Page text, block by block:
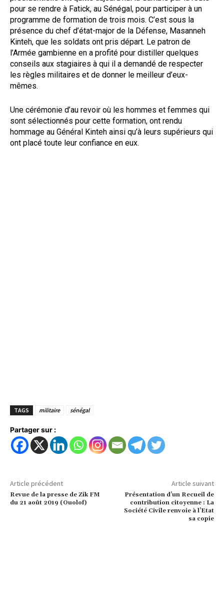
pour se rendre à Fatick, au Sénégal, pour participer à un
programme de formation de trois mois. C’est sous la
présence du chef d’état-major de la Défense, Masanneh
Kinteh, que les soldats ont pris départ. Le patron de
l’Armée gambienne en a profité pour distiller quelques
conseils aux stagiaires à qui il a demandé de respecter
les règles militaires et de donner le meilleur d’eux-
mêmes.
Une cérémonie d’au revoir où les hommes et femmes qui
sont sélectionnés pour cette formation, ont rendu
hommage au Général Kinteh ainsi qu’à leurs supérieurs qui
ont placé toute leur confiance en eux.
TAGS militaire sénégal
Partager sur :
Article précédent
Revue de la presse de Zik FM
du 21 août 2019 (Ouolof)
Article suivant
Présentation d’un Recueil de
contribution citoyenne : La
Société Civile renvoie à l’Etat
sa copie